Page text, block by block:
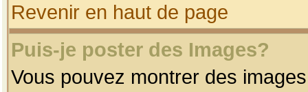
Revenir en haut de page
Puis-je poster des Images?
Vous pouvez montrer des